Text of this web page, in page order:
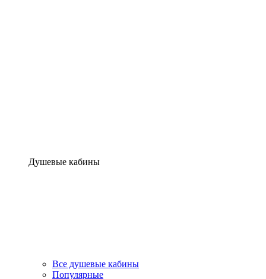
Душевые кабины
Все душевые кабины
Популярные